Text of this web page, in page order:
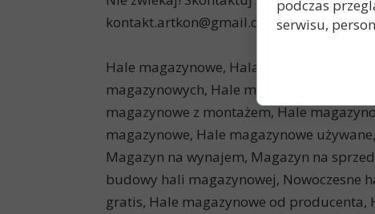
kontakt.artkon@gmail.com, aby
Hale magazynowe, Hala magazynowa,
magazynowych, Hale magazynowe
magazynowe z montażem, Hale
magazynowe, Hale magazynowe
Magazyn na wynajem, Magazyn na
budowy hali magazynowej, Nowoczesne
gratis, Hale magazynowe od
podczas
serwisu,